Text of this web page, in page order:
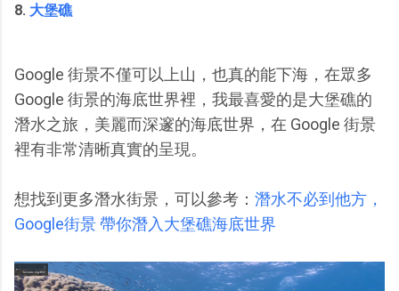
8. 大堡礁
Google 街景不僅可以上山，也真的能下海，在眾多
Google 街景的海底世界裡，我最喜愛的是大堡礁的
潛水之旅，美麗而深邃的海底世界，在 Google 街景
裡有非常清晰真實的呈現。
想找到更多潛水街景，可以參考： 潛水不必到他方，
Google街景 帶你潛入大堡礁海底世界